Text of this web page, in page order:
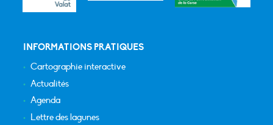
INFORMATIONS PRATIQUES
Cartographie interactive
Actualités
Agenda
Lettre des lagunes